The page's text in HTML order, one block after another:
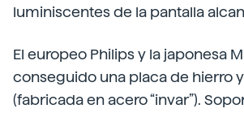
luminiscentes de la pantalla
El europeo Philips y la japonesa
conseguido una placa de hierro
(fabricada en acero “invar”).